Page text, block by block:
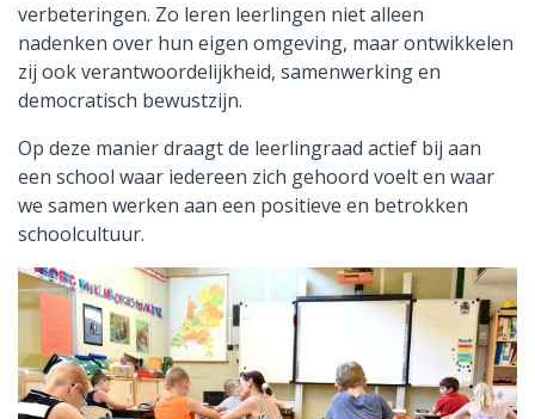
verbeteringen. Zo leren leerlingen niet alleen
nadenken over hun eigen omgeving, maar ontwikkelen
zij ook verantwoordelijkheid, samenwerking en
democratisch bewustzijn.
Op deze manier draagt de leerlingraad actief bij aan
een school waar iedereen zich gehoord voelt en waar
we samen werken aan een positieve en betrokken
schoolcultuur.